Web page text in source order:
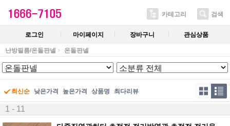
카테고리 검색
로그인 마이페이지 장바구니 관심상품
난방필름/온돌판넬 온돌판넬
최신순 낮은가격 높은가격 상품명 최다리뷰
1 - 11